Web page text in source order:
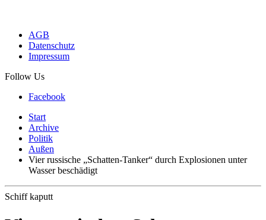
AGB
Datenschutz
Impressum
Follow Us
Facebook
Start
Archive
Politik
Außen
Vier russische „Schatten-Tanker“ durch Explosionen unter
Wasser beschädigt
Schiff kaputt